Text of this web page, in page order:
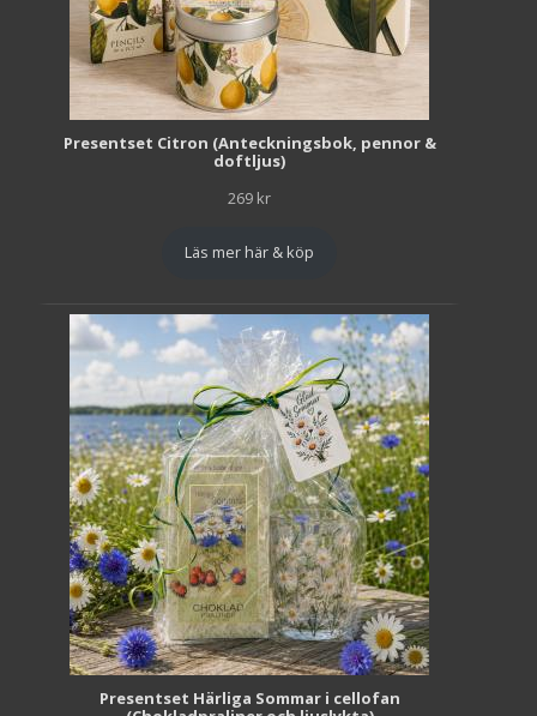
Presentset Citron (Anteckningsbok, pennor &
doftljus)
269 kr
Läs mer här & köp
Presentset Härliga Sommar i cellofan